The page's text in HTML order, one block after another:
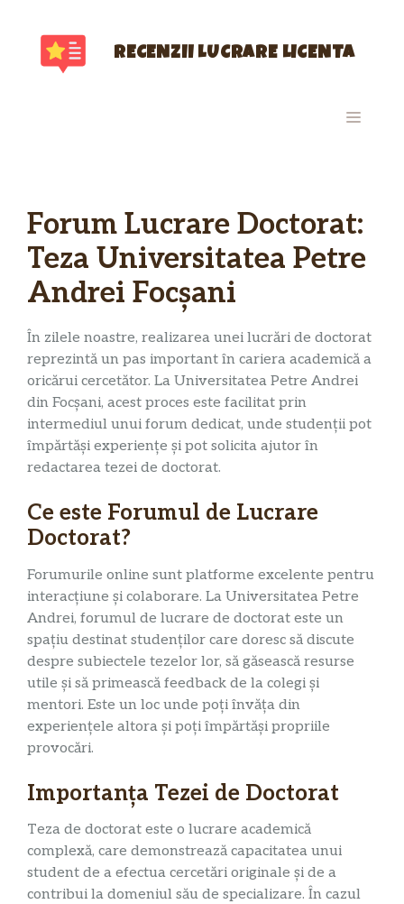
conținut
RECENZII LUCRARE LICENTA
MENIU
Forum Lucrare Doctorat:
Teza Universitatea Petre
Andrei Focșani
În zilele noastre, realizarea unei lucrări de doctorat
reprezintă un pas important în cariera academică a
oricărui cercetător. La Universitatea Petre Andrei
din Focșani, acest proces este facilitat prin
intermediul unui forum dedicat, unde studenții pot
împărtăși experiențe și pot solicita ajutor în
redactarea tezei de doctorat.
Ce este Forumul de Lucrare
Doctorat?
Forumurile online sunt platforme excelente pentru
interacțiune și colaborare. La Universitatea Petre
Andrei, forumul de lucrare de doctorat este un
spațiu destinat studenților care doresc să discute
despre subiectele tezelor lor, să găsească resurse
utile și să primească feedback de la colegi și
mentori. Este un loc unde poți învăța din
experiențele altora și poți împărtăși propriile
provocări.
Importanța Tezei de Doctorat
Teza de doctorat este o lucrare academică
complexă, care demonstrează capacitatea unui
student de a efectua cercetări originale și de a
contribui la domeniul său de specializare. În cazul